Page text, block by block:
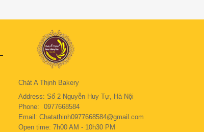
Chát A Thịnh Bakery
Address: Số 2 Nguyễn Huy Tự, Hà Nội
Phone:
0977668584
Email: Chatathinh0977668584@gmail.com
Open time: 7h00 AM - 10h30 PM